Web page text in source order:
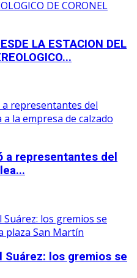
LA ESTACION DEL
a representantes del
Suárez: los gremios se